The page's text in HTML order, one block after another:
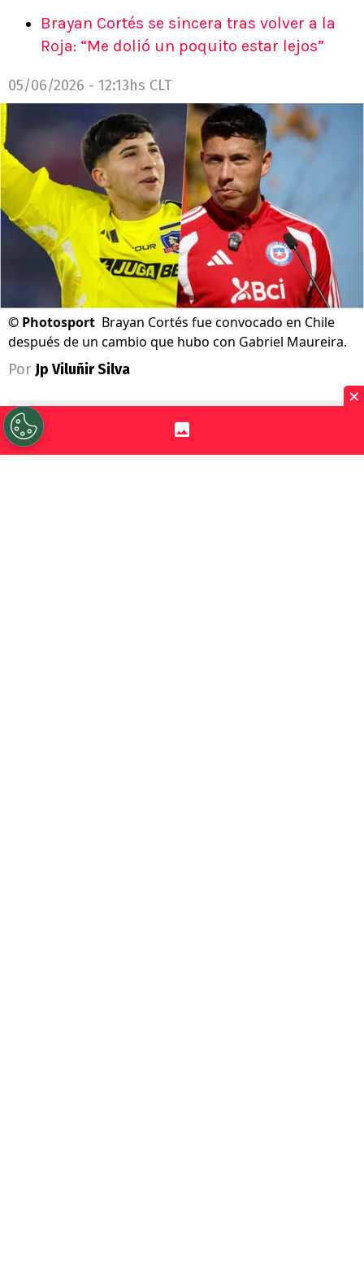
Brayan Cortés se sincera tras volver a la
Roja: “Me dolió un poquito estar lejos”
05/06/2026 - 12:13hs CLT
© Photosport Brayan Cortés fue convocado en Chile
después de un cambio que hubo con Gabriel Maureira.
Por Jp Viluñir Silva
×